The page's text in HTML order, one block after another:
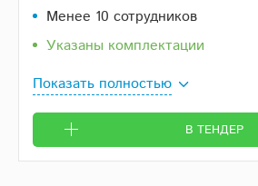
Менее 10 сотрудников
Указаны комплектации
Показать полностью
В ТЕНДЕР